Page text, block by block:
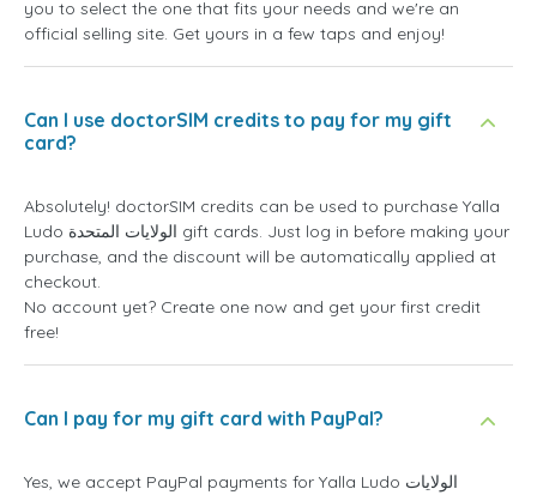
you to select the one that fits your needs and we're an
official selling site. Get yours in a few taps and enjoy!
Can I use doctorSIM credits to pay for my gift
card?
Absolutely! doctorSIM credits can be used to purchase Yalla
Ludo الولايات المتحدة gift cards. Just log in before making your
purchase, and the discount will be automatically applied at
checkout.
No account yet? Create one now and get your first credit
free!
Can I pay for my gift card with PayPal?
Yes, we accept PayPal payments for Yalla Ludo الولايات